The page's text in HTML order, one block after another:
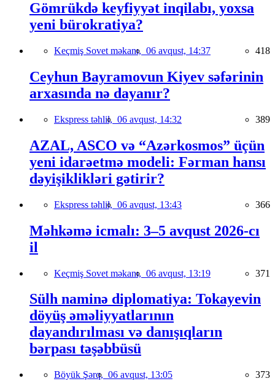
Gömrükdə keyfiyyət inqilabı, yoxsa
yeni bürokratiya?
Keçmiş Sovet məkanı, 06 avqust, 14:37 418
Ceyhun Bayramovun Kiyev səfərinin
arxasında nə dayanır?
Ekspress təhlil, 06 avqust, 14:32 389
AZAL, ASCO və “Azərkosmos” üçün
yeni idarəetmə modeli: Fərman hansı
dəyişiklikləri gətirir?
Ekspress təhlil, 06 avqust, 13:43 366
Məhkəmə icmalı: 3–5 avqust 2026-cı
il
Keçmiş Sovet məkanı, 06 avqust, 13:19 371
Sülh naminə diplomatiya: Tokayevin
döyüş əməliyyatlarının
dayandırılması və danışıqların
bərpası təşəbbüsü
Böyük Şərq, 06 avqust, 13:05 373